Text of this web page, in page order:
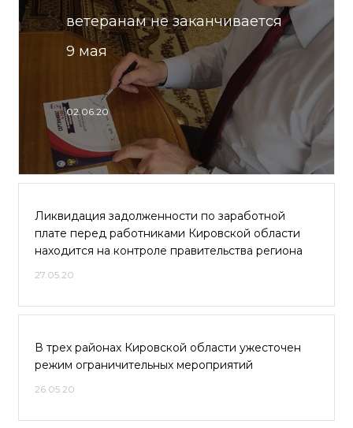
ветеранам не заканчивается
9 мая
02.06.20
Ликвидация задолженности по заработной
плате перед работниками Кировской области
находится на контроле правительства региона
27.05.20
В трех районах Кировской области ужесточен
режим ограничительных мероприятий
26.05.20